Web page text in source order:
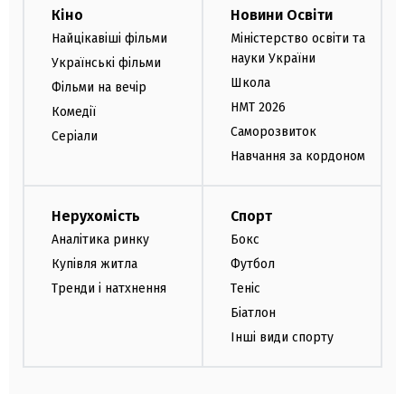
Кіно
Найцікавіші фільми
Українські фільми
Фільми на вечір
Комедії
Серіали
Новини Освіти
Міністерство освіти та
науки України
Школа
НМТ 2026
Саморозвиток
Навчання за кордоном
Нерухомість
Аналітика ринку
Купівля житла
Тренди і натхнення
Спорт
Бокс
Футбол
Теніс
Біатлон
Інші види спорту